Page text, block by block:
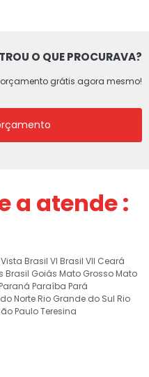
O QUE PROCURAVA?
grátis agora mesmo!
a atende :
Brasil VI Brasil VII Ceará
Brasil Goiás Mato Grosso Mato
Paraná Paraíba Pará
Norte Rio Grande do Sul Rio
PauloTeresina